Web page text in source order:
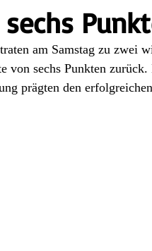
am Samstag zu zwei
von sechs Punkten
prägten den